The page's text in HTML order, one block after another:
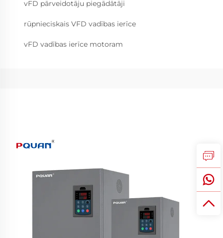
vFD pārveidotāju piegādātāji
rūpnieciskais VFD vadības ierīce
vFD vadības ierīce motoram